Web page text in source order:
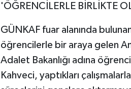
'ÖĞRENCİLERLE BİRLİKTE
GÜNKAF fuar alanında
öğrencilerle bir araya gelen
Adalet Bakanlığı adına
Kahveci, yaptıkları